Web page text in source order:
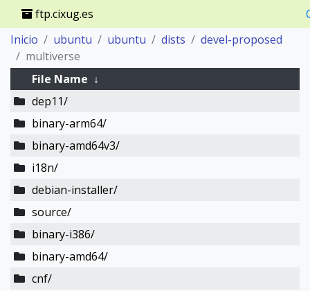
ftp.cixug.es
Inicio
ubuntu ubuntu dists
devel-proposed
multiverse
File Name ↓
dep11/
binary-arm64/
binary-amd64v3/
i18n/
debian-installer/
source/
binary-i386/
binary-amd64/
cnf/